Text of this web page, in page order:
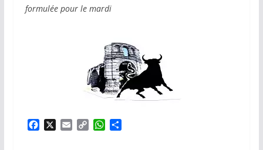
formulée pour le mardi
F
X
E
C
W P